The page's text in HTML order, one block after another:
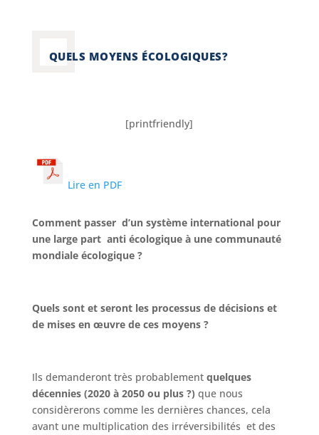
QUELS MOYENS ÉCOLOGIQUES?
[printfriendly]
Lire en PDF
Comment passer d’un système international pour
une large part anti écologique à une communauté
mondiale écologique ?
Quels sont et seront les processus de décisions et
de mises en œuvre de ces moyens ?
Ils demanderont très probablement quelques
décennies (2020 à 2050 ou plus ?) que nous
considèrerons comme les dernières chances, cela
avant une multiplication des irréversibilités et des